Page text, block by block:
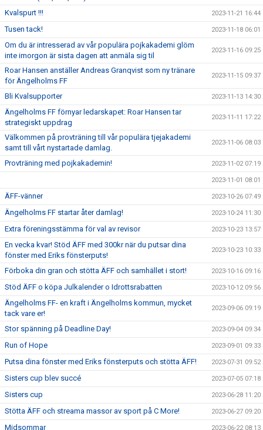
Kvalspurt !!! 2023-11-21 16:44
Tusen tack! 2023-11-18 06:01
Om du är intresserad av vår populära pojkakademi glöm
inte imorgon är sista dagen att anmäla sig til
2023-11-16 09:25
Roar Hansen anställer Andreas Granqvist som ny tränare
för Ängelholms FF
2023-11-15 09:37
Bli Kvalsupporter 2023-11-13 14:30
Ängelholms FF förnyar ledarskapet: Roar Hansen tar
strategiskt uppdrag
2023-11-11 17:22
Välkommen på provträning till vår populära tjejakademi
samt till vårt nystartade damlag.
2023-11-06 08:03
Provträning med pojkakademin! 2023-11-02 07:19
2023-11-01 08:01
ÄFF-vänner 2023-10-26 07:49
Ängelholms FF startar åter damlag! 2023-10-24 11:30
Extra föreningsstämma för val av revisor 2023-10-23 13:57
En vecka kvar! Stöd ÄFF med 300kr när du putsar dina
fönster med Eriks fönsterputs!
2023-10-23 10:33
Förboka din gran och stötta ÄFF och samhället i stort! 2023-10-16 09:16
Stöd ÄFF o köpa Julkalender o Idrottsrabatten 2023-10-12 09:56
Ängelholms FF- en kraft i Ängelholms kommun, mycket
tack vare er!
2023-09-06 09:19
Stor spänning på Deadline Day! 2023-09-04 09:34
Run of Hope 2023-09-01 09:33
Putsa dina fönster med Eriks fönsterputs och stötta ÄFF! 2023-07-31 09:52
Sisters cup blev succé 2023-07-05 07:18
Sisters cup 2023-06-28 11:20
Stötta ÄFF och streama massor av sport på C More! 2023-06-27 09:20
Midsommar 2023-06-22 08:13